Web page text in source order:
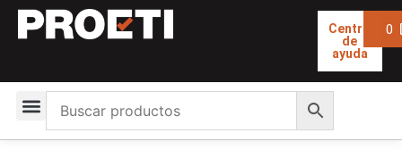
Centro
de
ayuda
0